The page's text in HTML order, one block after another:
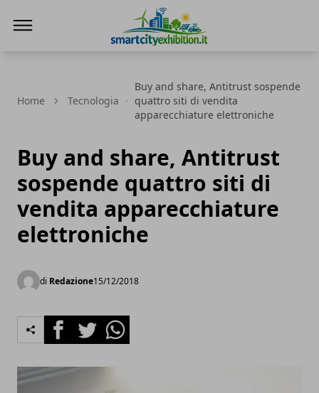
Home Tecnologia
Buy and share, Antitrust sospende
quattro siti di vendita
apparecchiature elettroniche
Buy and share, Antitrust
sospende quattro siti di
vendita apparecchiature
elettroniche
di Redazione15/12/2018
FacebookTwitterWhatsapp